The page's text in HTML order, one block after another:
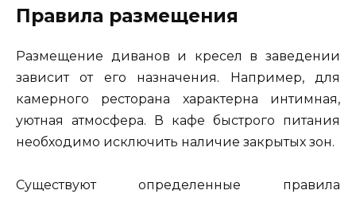
Правила размещения
Размещение диванов и кресел в заведении
зависит от его назначения. Например, для
камерного ресторана характерна интимная,
уютная атмосфера. В кафе быстрого питания
необходимо исключить наличие закрытых зон.
Существуют определенные правила